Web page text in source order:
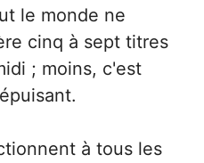
le monde ne
cinq à sept titres
; moins, c'est
à tous les